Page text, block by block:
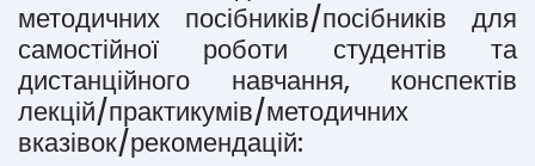
методичних посібників/посібників для
самостійної роботи студентів та
дистанційного навчання, конспектів
лекцій/практикумів/методичних
вказівок/рекомендацій: